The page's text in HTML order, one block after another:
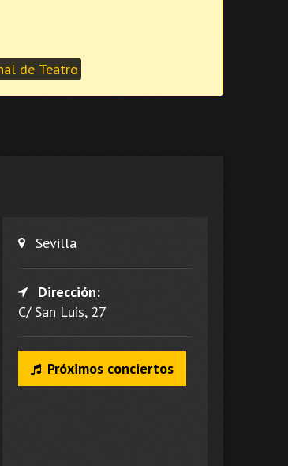
de Teatro
Sevilla
Dirección:
C/ San Luis, 27
Próximos conciertos